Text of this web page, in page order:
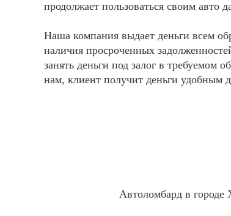
продолжает пользоваться своим авто
Наша компания выдает деньги всем
наличия просроченных
занять деньги под залог в требуемом
нам, клиент получит деньги удобным
Автоломбард в городе